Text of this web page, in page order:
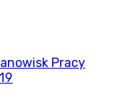
Pracy